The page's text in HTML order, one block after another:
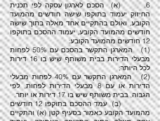
6. (א) הסכם לארגון עסקה לפי תכנית
החיזוק יעמוד בתוקפו שישה חודשים מהמועד
הקובע, ואולם בהתקיים אחד מאלה בתוך שישה
חודשים מהמועד הקובע, יעמוד ההסכם בתוקפו
12 חודשים מהמועד הקובע:
(1) המארגן התקשר בהסכם עם 50% לפחות
מבעלי הדירות בבית משותף שיש בו 16 דירות
לכל היותר;
(2) המארגן התקשר עם 40% לפחות מבעלי
הדירות או עם 8 מבעלי הדירות לפחות, לפי
הגבוה, בבית משותף שיש בו 17 דירות או יותר.
(ב) עמד ההסכם בתוקפו 12 חודשים
מהמועד הקובע כאמור בסעיף קטן (א) והתקיים